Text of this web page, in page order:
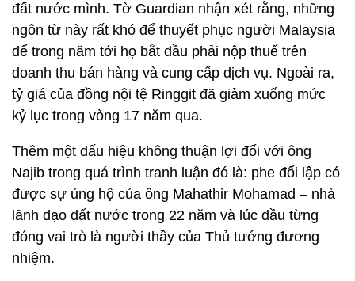
đất nước mình. Tờ Guаrdian nhận xét rằng, những
ngôn từ này rất khó để thuyết phục người Malaysia
để trong năm tới họ bắt đầu phải nộp thuế trên
doanh thu bán hàng và cung cấp dịch vụ. Ngoài ra,
tỷ giá của đồng nội tệ Ringgit đã giảm xuống mức
kỷ lục trong vòng 17 năm qua.
Thêm một dấu hiệu không thuận lợi đối với ông
Najib trong quá trình tranh luận đó là: phe đối lập có
được sự ủng hộ của ông Mahathir Mohamad – nhà
lãnh đạo đất nước trong 22 năm và lúc đầu từng
đóng vai trò là người thầy của Thủ tướng đương
nhiệm.